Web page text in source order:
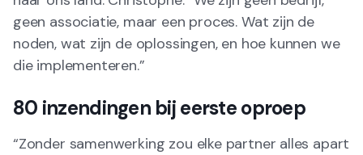
geen associatie, maar een proces. Wat zijn de
noden, wat zijn de oplossingen, en hoe kunnen we
die implementeren.”
80 inzendingen bij eerste oproep
“Zonder samenwerking zou elke partner alles apart